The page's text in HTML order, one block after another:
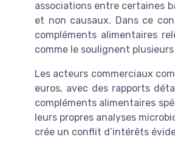
associations entre certaines
et non causaux. Dans ce
compléments alimentaires
comme le soulignent
Les acteurs commerciaux
euros, avec des rapports
compléments alimentaires
leurs propres analyses
crée un conflit d’intérêts